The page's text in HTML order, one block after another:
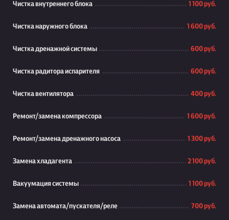
Чистка внутреннего блока 1 100 руб.
Чистка наружного блока 1 600 руб.
Чистка дренажной системы 600 руб.
Чистка радитора испарителя 600 руб.
Чистка вентилятора 400 руб.
Ремонт/замена компрессора 1 600 руб.
Ремонт/замена дренажного насоса 1 300 руб.
Замена хладагента 2 100 руб.
Вакуумация системы 1 100 руб.
Замена автомата/пускателя/реле 700 руб.